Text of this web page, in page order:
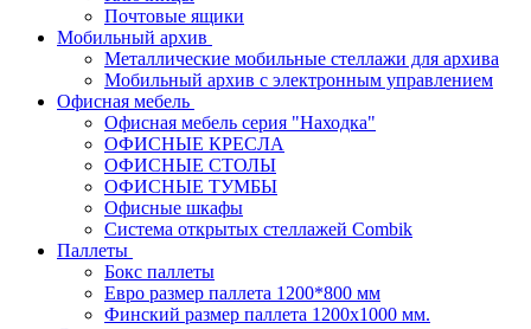
Почтовые ящики
Мобильный архив
Металлические мобильные стеллажи для архива
Мобильный архив с электронным управлением
Офисная мебель
Офисная мебель серия "Находка"
ОФИСНЫЕ КРЕСЛА
ОФИСНЫЕ СТОЛЫ
ОФИСНЫЕ ТУМБЫ
Офисные шкафы
Система открытых стеллажей Combik
Паллеты
Бокс паллеты
Евро размер паллета 1200*800 мм
Финский размер паллета 1200х1000 мм.